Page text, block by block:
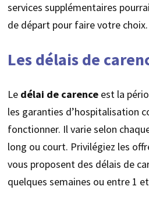
services supplémentaires
de départ pour faire votre choix.
Les délais de
Le délai de carenceest la
les garanties d’hospitalisation
fonctionner. Il varie selon
long ou court. Privilégiez les
vous proposent des délais de
quelques semaines ou entre 1